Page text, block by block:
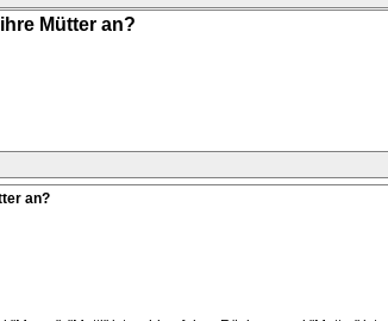
Mütter an?
an?